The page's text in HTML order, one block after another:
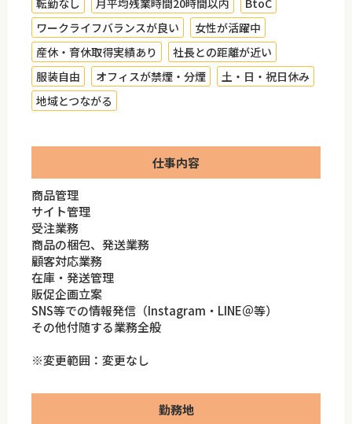
転勤なし
月平均残業時間20時間以内
BtoC
ワークライフバランスが良い
女性が活躍中
産休・育休取得実績あり
社長との距離が近い
服装自由
オフィスが禁煙・分煙
土・日・祝日休み
地域とつながる
仕事内容
商品管理
サイト管理
受注業務
商品の梱包、発送業務
顧客対応業務
在庫・発送管理
販促企画立案
SNS等での情報発信（Instagram・LINE＠等）
その他付随する業務全般
※変更範囲：変更なし
勤務地